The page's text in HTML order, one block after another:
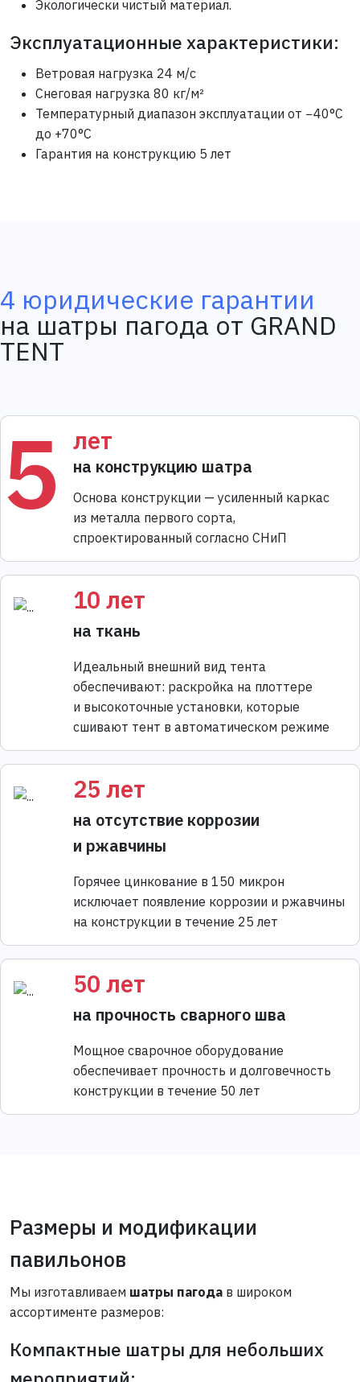
Экологически чистый материал.
Эксплуатационные характеристики:
Ветровая нагрузка 24 м/с
Снеговая нагрузка 80 кг/м²
Температурный диапазон эксплуатации от −40°С
до +70°С
Гарантия на конструкцию 5 лет
4 юридические гарантии
на шатры пагода от GRAND
TENT
5 лет
на конструкцию шатра
Основа конструкции — усиленный каркас
из металла первого сорта,
спроектированный согласно СНиП
10 лет
на ткань
Идеальный внешний вид тента
обеспечивают: раскройка на плоттере
и высокоточные установки, которые
сшивают тент в автоматическом режиме
25 лет
на отсутствие коррозии
и ржавчины
Горячее цинкование в 150 микрон
исключает появление коррозии и ржавчины
на конструкции в течение 25 лет
50 лет
на прочность сварного шва
Мощное сварочное оборудование
обеспечивает прочность и долговечность
конструкции в течение 50 лет
Размеры и модификации
павильонов
Мы изготавливаем шатры пагода в широком
ассортименте размеров:
Компактные шатры для небольших